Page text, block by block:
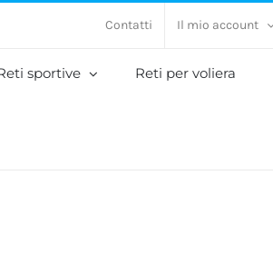
Contatti Il mio account
sportive Reti per voliera